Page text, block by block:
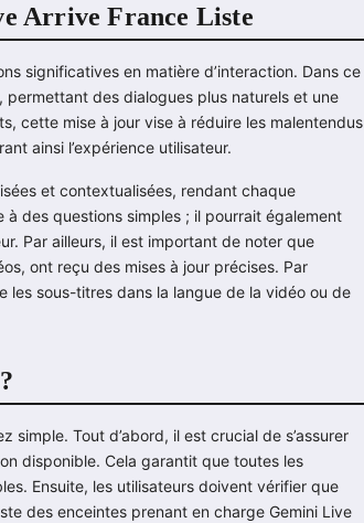
Arrive France Liste
significatives en matière d’interaction. Dans ce
des dialogues plus naturels et une
cette mise à jour vise à réduire les malentendus
ainsi l’expérience utilisateur.
et contextualisées, rendant chaque
des questions simples ; il pourrait également
Par ailleurs, il est important de noter que
ont reçu des mises à jour précises. Par
les sous-titres dans la langue de la vidéo ou de
simple. Tout d’abord, il est crucial de s’assurer
disponible. Cela garantit que toutes les
Ensuite, les utilisateurs doivent vérifier que
des enceintes prenant en charge Gemini Live